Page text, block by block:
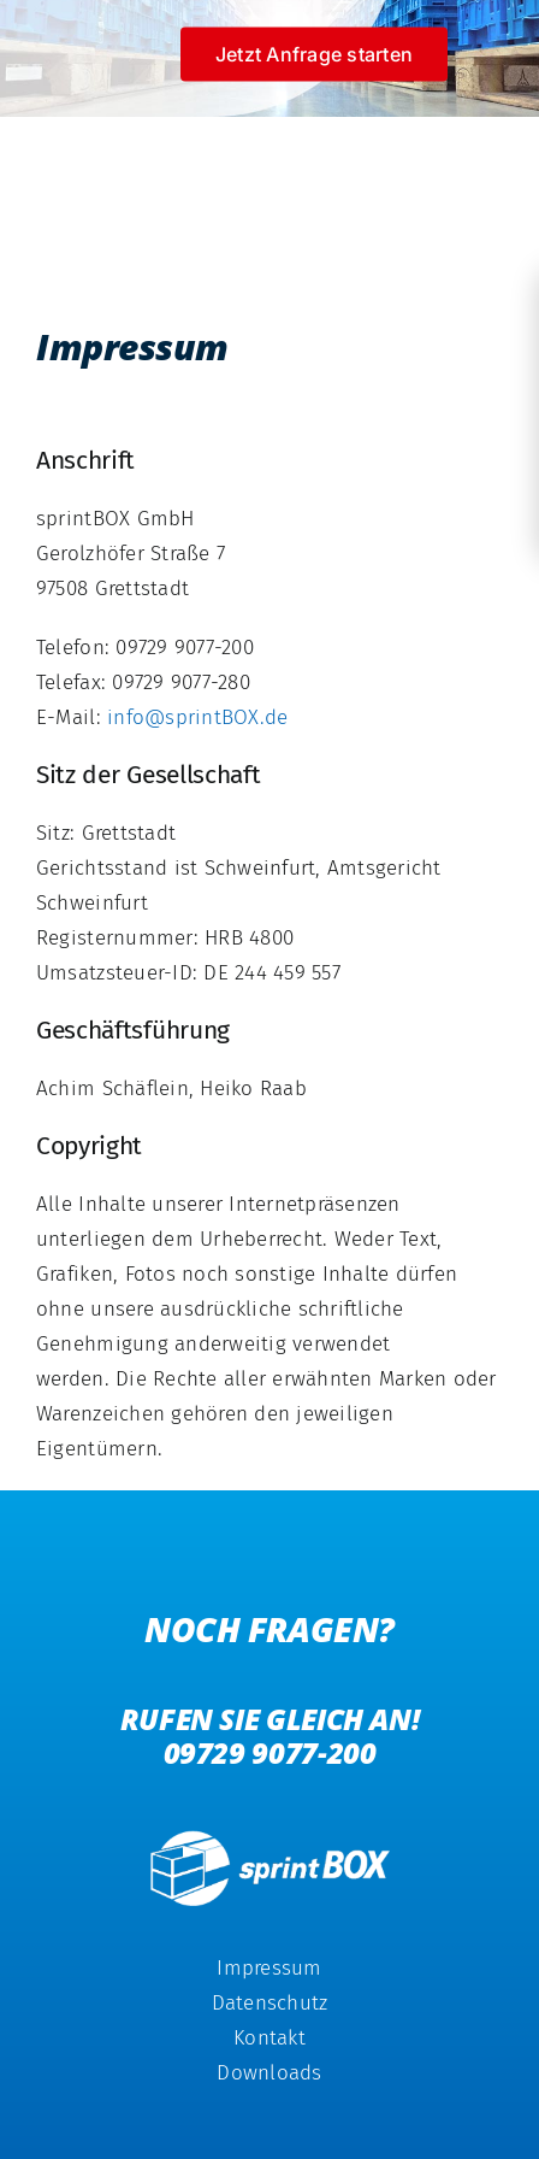
Kontakt
News
Jetzt Anfrage starten
Impressum
Anschrift
sprintBOX GmbH
Gerolzhöfer Straße 7
97508 Grettstadt
Telefon: 09729 9077-200
Telefax: 09729 9077-280
E-Mail: info@sprintBOX.de
Sitz der Gesellschaft
Sitz: Grettstadt
Gerichtsstand ist Schweinfurt, Amtsgericht
Schweinfurt
Registernummer: HRB 4800
Umsatzsteuer-ID: DE 244 459 557
Geschäftsführung
Achim Schäflein, Heiko Raab
Copyright
Alle Inhalte unserer Internetpräsenzen
unterliegen dem Urheberrecht. Weder Text,
Grafiken, Fotos noch sonstige Inhalte dürfen
ohne unsere ausdrückliche schriftliche
Genehmigung anderweitig verwendet
werden. Die Rechte aller erwähnten Marken oder
Warenzeichen gehören den jeweiligen
Eigentümern.
NOCH FRAGEN?
RUFEN SIE GLEICH AN!
09729 9077-200
Impressum
Datenschutz
Kontakt
Downloads